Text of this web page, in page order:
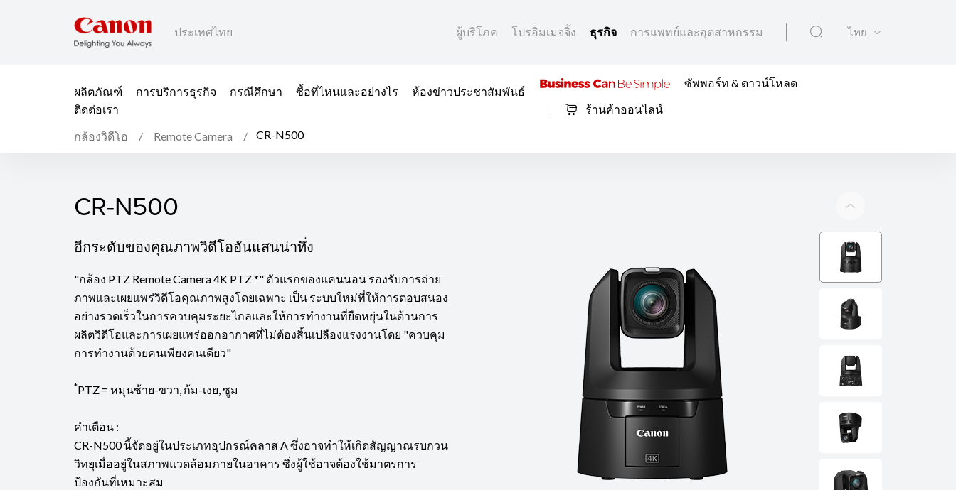
ประเทศไทย ผู้บริโภค โปรอิมเมจจิ้ง ธุรกิจ การแพทย์และอุตสาหกรรม ไทย
ผลิตภัณฑ์ การบริการธุรกิจ กรณีศึกษา ซื้อที่ไหนและอย่างไร
ห้องข่าวประชาสัมพันธ์
ติดต่อเรา
ซัพพอร์ท & ดาวน์โหลด
ร้านค้าออนไลน์
กล้องวิดีโอ Remote Camera CR-N500
CR-N500
CR-N500
อีกระดับของคุณภาพวิดีโออันแสนน่าทึ่ง
"กล้อง PTZ Remote Camera 4K PTZ *" ตัวแรกของแคนนอน รองรับการถ่าย
ภาพและเผยแพร่วิดีโอคุณภาพสูงโดยเฉพาะ เป็น ระบบใหม่ที่ให้การตอบสนอง
อย่างรวดเร็วในการควบคุมระยะไกลและให้การทำงานที่ยืดหยุ่นในด้านการ
ผลิตวิดีโอและการเผยแพร่ออกอากาศที่ไม่ต้องสิ้นเปลืองแรงงานโดย "ควบคุม
การทำงานด้วยคนเพียงคนเดียว"
*PTZ = หมุนซ้าย-ขวา, ก้ม-เงย, ซูม
คำเตือน :
CR-N500 นี้จัดอยู่ในประเภทอุปกรณ์คลาส A ซึ่งอาจทำให้เกิดสัญญาณรบกวน
วิทยุเมื่ออยู่ในสภาพแวดล้อมภายในอาคาร ซึ่งผู้ใช้อาจต้องใช้มาตรการ
ป้องกันที่เหมาะสม